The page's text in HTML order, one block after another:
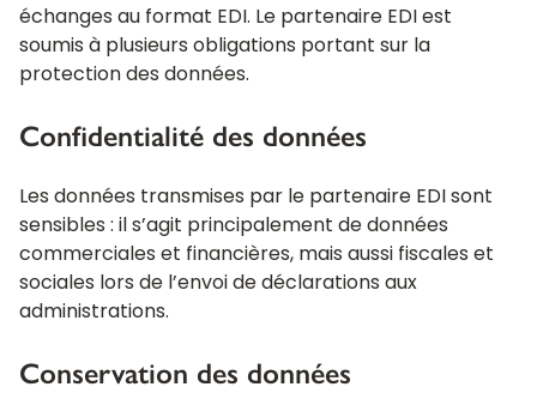
échanges au format EDI. Le partenaire EDI est
soumis à plusieurs obligations portant sur la
protection des données.
Confidentialité des données
Les données transmises par le partenaire EDI sont
sensibles : il s’agit principalement de données
commerciales et financières, mais aussi fiscales et
sociales lors de l’envoi de déclarations aux
administrations.
Conservation des données